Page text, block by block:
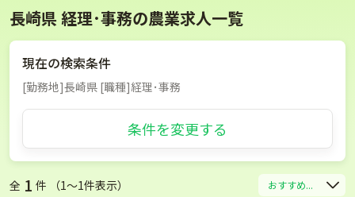
長崎県 経理･事務の農業求人一覧
現在の検索条件
[勤務地]長崎県 [職種]経理･事務
条件を変更する
全 1 件 （1〜1件表示） おすすめ...